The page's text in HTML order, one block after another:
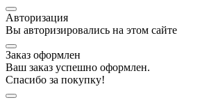
Авторизация
Вы авторизировались на этом сайте
Заказ оформлен
Ваш заказ успешно оформлен.
Спасибо за покупку!